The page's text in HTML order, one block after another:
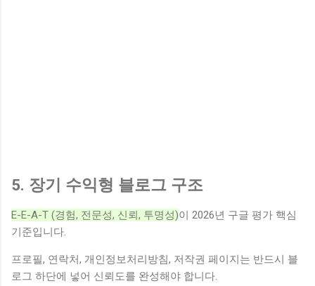
5. 장기 수익형 블로그 구조
E-E-A-T (경험, 전문성, 신뢰, 투명성)이 2026년 구글 평가 핵심
기준입니다.
프로필, 연락처, 개인정보처리방침, 저작권 페이지는 반드시 블
로그 하단에 넣어 신뢰도를 완성해야 합니다.